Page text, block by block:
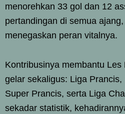
menorehkan 33 gol dan 12
pertandingan di semua
menegaskan peran vitalnya.
Kontribusinya membantu
gelar sekaligus: Liga
Super Prancis, serta Liga
sekadar statistik,